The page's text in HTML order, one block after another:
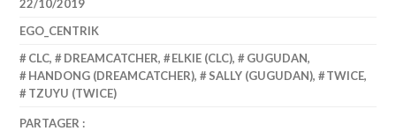
22/10/2019
EGO_CENTRIK
CLC, DREAMCATCHER, ELKIE (CLC), GUGUDAN,
HANDONG (DREAMCATCHER), SALLY (GUGUDAN), TWICE,
TZUYU (TWICE)
PARTAGER :